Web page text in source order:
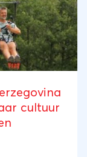
cultuur